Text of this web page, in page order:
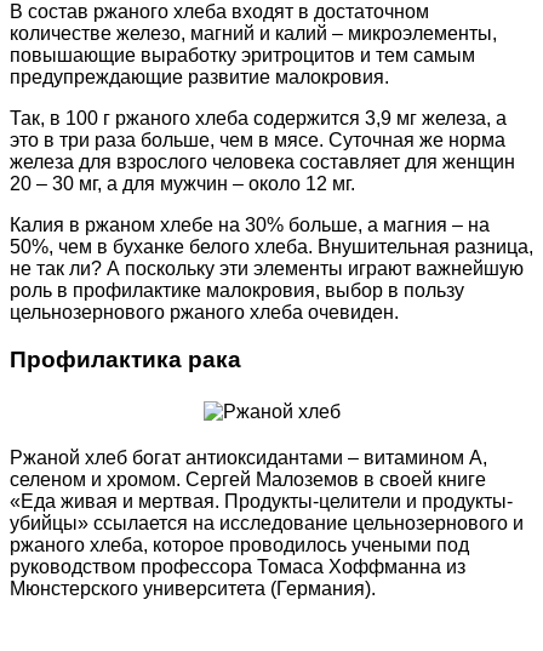
В состав ржаного хлеба входят в достаточном
количестве железо, магний и калий – микроэлементы,
повышающие выработку эритроцитов и тем самым
предупреждающие развитие малокровия.
Так, в 100 г ржаного хлеба содержится 3,9 мг железа, а
это в три раза больше, чем в мясе. Суточная же норма
железа для взрослого человека составляет для женщин
20 – 30 мг, а для мужчин – около 12 мг.
Калия в ржаном хлебе на 30% больше, а магния – на
50%, чем в буханке белого хлеба. Внушительная разница,
не так ли? А поскольку эти элементы играют важнейшую
роль в профилактике малокровия, выбор в пользу
цельнозернового ржаного хлеба очевиден.
Профилактика рака
Ржаной хлеб богат антиоксидантами – витамином А,
селеном и хромом. Сергей Малоземов в своей книге
«Еда живая и мертвая. Продукты-целители и продукты-
убийцы» ссылается на исследование цельнозернового и
ржаного хлеба, которое проводилось учеными под
руководством профессора Томаса Хоффманна из
Мюнстерского университета (Германия).